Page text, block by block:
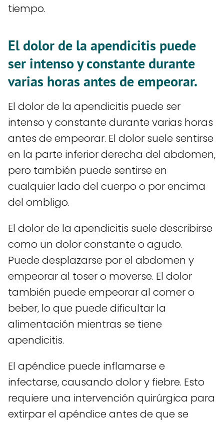
tiempo.
El dolor de la apendicitis puede
ser intenso y constante durante
varias horas antes de empeorar.
El dolor de la apendicitis puede ser
intenso y constante durante varias horas
antes de empeorar. El dolor suele sentirse
en la parte inferior derecha del abdomen,
pero también puede sentirse en
cualquier lado del cuerpo o por encima
del ombligo.
El dolor de la apendicitis suele describirse
como un dolor constante o agudo.
Puede desplazarse por el abdomen y
empeorar al toser o moverse. El dolor
también puede empeorar al comer o
beber, lo que puede dificultar la
alimentación mientras se tiene
apendicitis.
El apéndice puede inflamarse e
infectarse, causando dolor y fiebre. Esto
requiere una intervención quirúrgica para
extirpar el apéndice antes de que se